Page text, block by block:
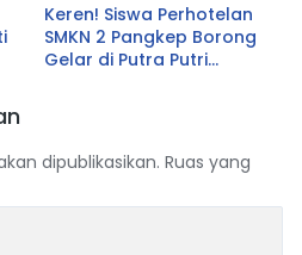
Keren! Siswa Perhotelan
SMKN 2 Pangkep Borong
Gelar di Putra Putri
dipublikasikan. Ruas yang